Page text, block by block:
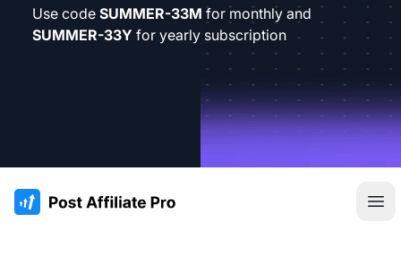
Use code SUMMER-33M for monthly and
SUMMER-33Y for yearly subscription
:site.title